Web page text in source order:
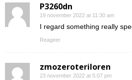
P3260dn
19 november 2022 at 11:30 am
I regard something really
Reageer
zmozeroteriloren
23 november 2022 at 5:07 pm